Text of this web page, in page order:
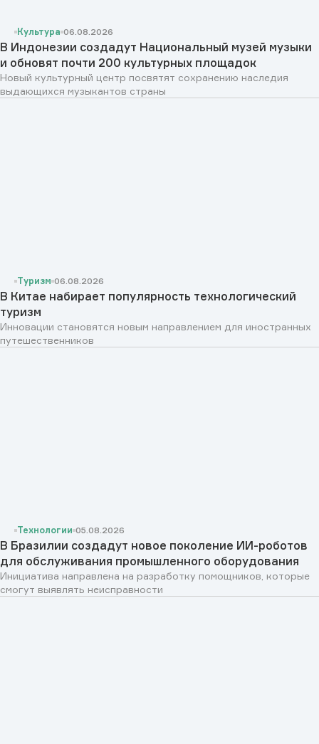
Культура 06.08.2026
В Индонезии создадут Национальный музей музыки
и обновят почти 200 культурных площадок
Новый культурный центр посвятят сохранению наследия
выдающихся музыкантов страны
Туризм 06.08.2026
В Китае набирает популярность технологический
туризм
Инновации становятся новым направлением для иностранных
путешественников
Технологии 05.08.2026
В Бразилии создадут новое поколение ИИ-роботов
для обслуживания промышленного оборудования
Инициатива направлена на разработку помощников, которые
смогут выявлять неисправности